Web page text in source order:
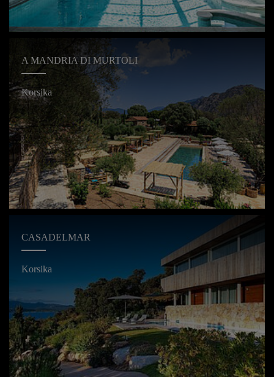
A MANDRIA DI MURTOLI
Korsika
CASADELMAR
Korsika